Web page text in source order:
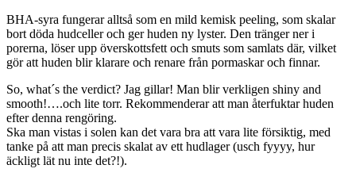
BHA-syra fungerar alltså som en mild kemisk peeling, som skalar
bort döda hudceller och ger huden ny lyster. Den tränger ner i
porerna, löser upp överskottsfett och smuts som samlats där, vilket
gör att huden blir klarare och renare från pormaskar och finnar.
So, what´s the verdict? Jag gillar! Man blir verkligen shiny and
smooth!….och lite torr. Rekommenderar att man återfuktar huden
efter denna rengöring.
Ska man vistas i solen kan det vara bra att vara lite försiktig, med
tanke på att man precis skalat av ett hudlager (usch fyyyy, hur
äckligt lät nu inte det?!).